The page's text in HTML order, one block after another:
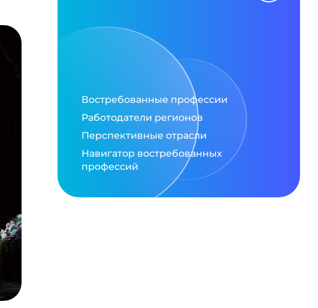
Востребованные профессии
Работодатели регионов
Перспективные отрасли
Навигатор востребованных
профессий